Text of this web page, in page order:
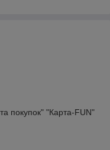
покупок" "Карта-FUN"